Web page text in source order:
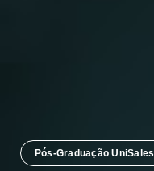
Pós-Graduação UniSales